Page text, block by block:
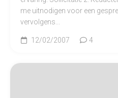
me uitnodigen voor een
vervolgens...
12/02/2007 4